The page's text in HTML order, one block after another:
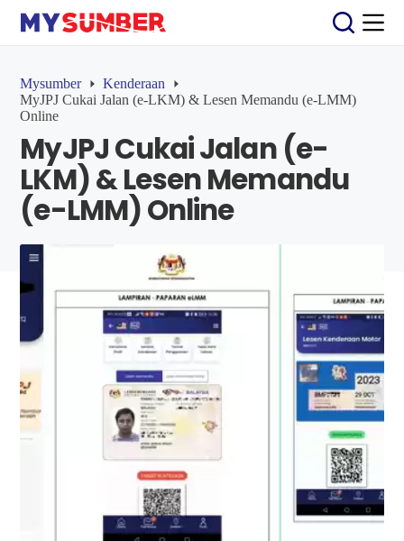
S
k
t
o
c
n
Mysumber
Kenderaan
MyJPJ Cukai Jalan (e-LKM) & Lesen Memandu (e-LMM)
Online
MyJPJ Cukai Jalan (e-
LKM) & Lesen Memandu
(e-LMM) Online